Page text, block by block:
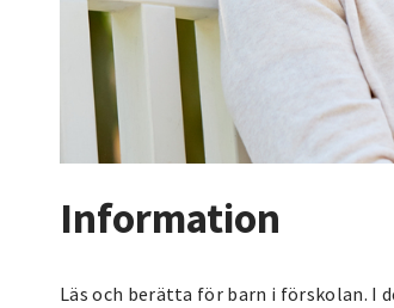
Information
Läs och berätta för barn i förskolan. I